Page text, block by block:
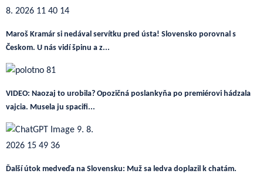
Maroš Kramár si nedával servítku pred ústa! Slovensko porovnal s
Českom. U nás vidí špinu a z...
VIDEO: Naozaj to urobila? Opozičná poslankyňa po premiérovi hádzala
vajcia. Musela ju spacifi...
Ďalší útok medveďa na Slovensku: Muž sa ledva doplazil k chatám.